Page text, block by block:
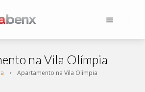
na Vila Olímpia
Apartamento na Vila Olímpia